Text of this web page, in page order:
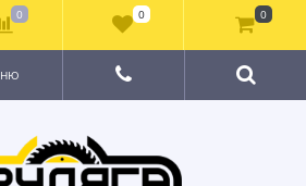
0 0 0